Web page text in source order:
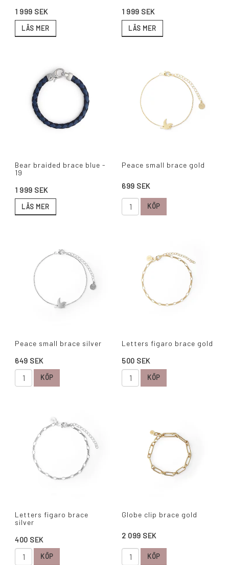
1 999 SEK
LÄS MER
1 999 SEK
LÄS MER
Bear braided brace blue -
19
1 999 SEK
LÄS MER
Peace small brace gold
699 SEK
KÖP
Peace small brace silver
649 SEK
KÖP
Letters figaro brace gold
500 SEK
KÖP
Letters figaro brace
silver
400 SEK
KÖP
Globe clip brace gold
2 099 SEK
KÖP